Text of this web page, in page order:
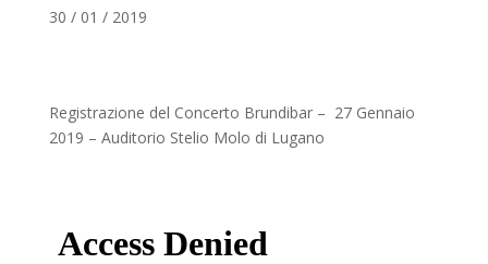
30 / 01 / 2019
Registrazione del Concerto Brundibar – 27 Gennaio
2019 – Auditorio Stelio Molo di Lugano